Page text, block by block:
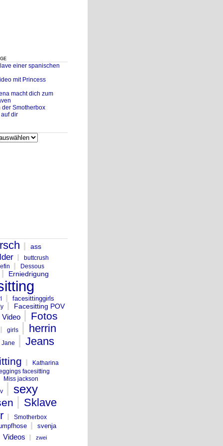
einer spanischen
mit Princess
macht dich zum
der Smotherbox
dir
ass
buttcrush
Dessous
Erniedrigung
facesittinggirls
Facesitting POV
Video
Fotos
girls herrin
Jane Jeans
Katharina
facesitting
Miss jackson
sexy
Sklave
Smotherbox
svenja
Videos zwei